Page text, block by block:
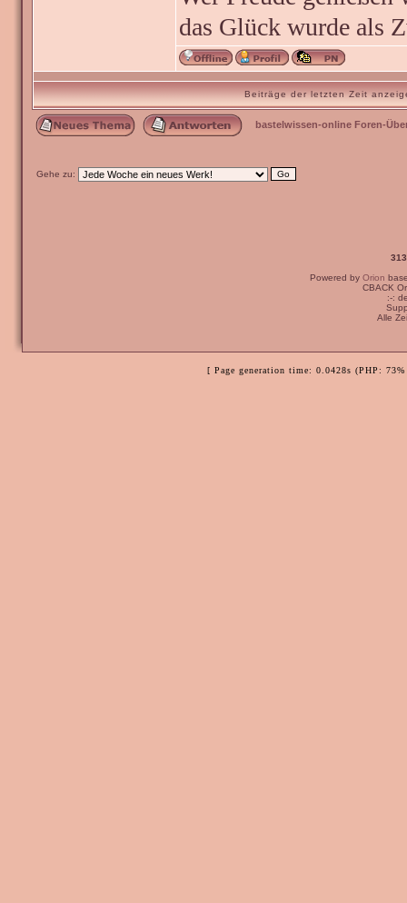
das Glück wurde als
Beiträge der letzten Zeit
bastelwissen-online Foren-
Gehe zu:
Powered by Orion
CBACK
:-:
Alle
[ Page generation time: 0.0428s (PHP: